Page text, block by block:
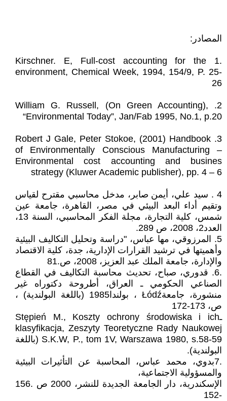
المصادر:
.1 Kirschner. E, Full-cost accounting for the
environment, Chemical Week, 1994, 154/9, P. 25-
26
2. William G. Russell, (On Green Accounting),
“Environmental Today”, Jan/Fab 1995, No.1, p.20
3. Robert J Gale, Peter Stokoe, (2001) Handbook
of Environmentally Conscious Manufacturing –
Environmental cost accounting and busines
strategy (Kluwer Academic publisher), pp. 4 – 6
4 . سيد علي، أيمن صابر، مدخل محاسبي مقترح لقياس
وتقيم أداء البعد البيئي في مصر، القاهرة، جامعة عين
شمس، كلية التجارة، مجلة الفكر المحاسبي، السنة 13،
العدد2، 2008، ص 289.
5. المرزوقي، مها عباس، "دراسة وتحليل التكاليف البيئية
وأهميتها في ترشيد القرارات الإدارية، جدة، كلية الاقتصاد
والإدارة، جامعة الملك عبد العزيز، 2008، ص.81
.6. قدوري، صباح، تحديث محاسبة التكاليف في القطاع
الصناعي الحكومي ـ العراق، أطروحة دكتوراه غير
منشورة، جامعةŁódź ، بولندا1985 (باللغة البولندية) ،
ص، 173-172
ـStępień M., Koszty ochrony środowiska i ich
klasyfikacja, Zeszyty Teoretyczne Rady Naukowej
S.K.W, P., tom 1V, Warszawa 1980, s.58-59 (باللغة
البولندية).
.7بدوي، محمد عباس، المحاسبة عن التأثيرات البيئية
والمسؤولية الاجتماعية،
الإسكندرية، دار الجامعة الجديدة للنشر، 2000 ص .156
-152